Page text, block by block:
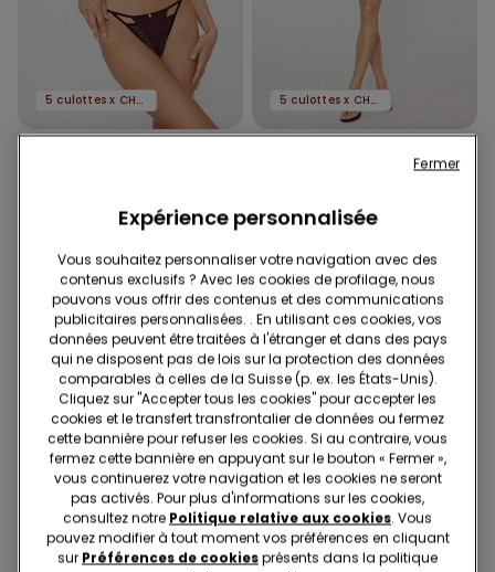
5 culottes x CHF 29.90 5 culottes x CHF 29.90
Culotte brésilienne Mistery
12.95 CHF
Expérience personnalisée
Vous souhaitez personnaliser votre navigation avec des
contenus exclusifs ? Avec les cookies de profilage, nous
pouvons vous offrir des contenus et des communications
publicitaires personnalisées. . En utilisant ces cookies, vos
données peuvent être traitées à l'étranger et dans des pays
qui ne disposent pas de lois sur la protection des données
comparables à celles de la Suisse (p. ex. les États-Unis).
Cliquez sur "Accepter tous les cookies" pour accepter les
cookies et le transfert transfrontalier de données ou fermez
cette bannière pour refuser les cookies. Si au contraire, vous
fermez cette bannière en appuyant sur le bouton « Fermer »,
vous continuerez votre navigation et les cookies ne seront
pas activés. Pour plus d'informations sur les cookies,
consultez notre Politique relative aux cookies. Vous
pouvez modifier à tout moment vos préférences en cliquant
sur Préférences de cookiesprésents dans la politique
Fermer